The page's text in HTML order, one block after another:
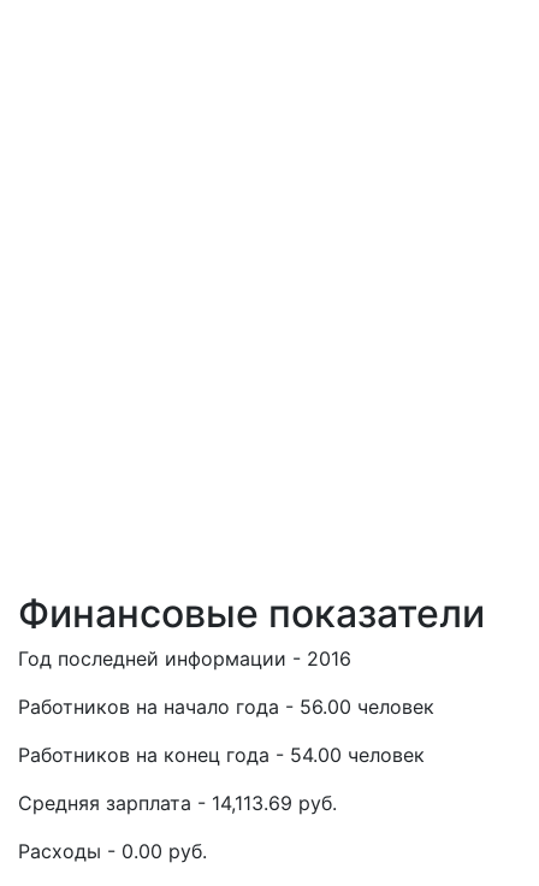
Финансовые показатели
Год последней информации - 2016
Работников на начало года - 56.00 человек
Работников на конец года - 54.00 человек
Средняя зарплата - 14,113.69 руб.
Расходы - 0.00 руб.